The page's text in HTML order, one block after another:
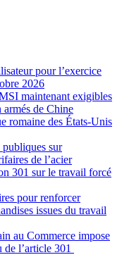
pour l’exercice
2026
maintenant exigibles
armés de Chine
romaine des États-Unis
publiques sur
de l’acier
301 sur le travail forcé
pour renforcer
issues du travail
au Commerce impose
l’article 301